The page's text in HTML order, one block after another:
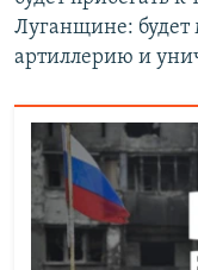
Луганщине: будет
артиллерию и